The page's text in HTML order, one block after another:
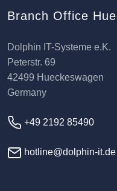
Branch Office
Dolphin IT-Systeme e.K.
Peterstr. 69
42499 Hueckeswagen
Germany
+49 2192 85490
hotline@dolphin-it.de